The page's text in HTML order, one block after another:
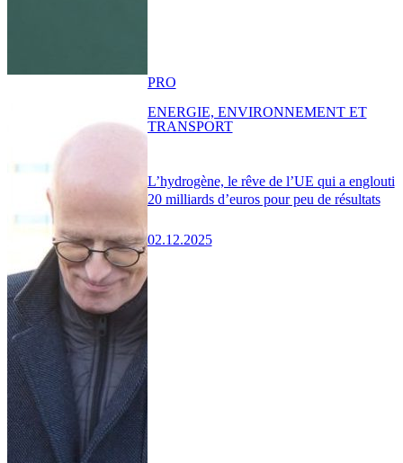
L’hydrogène, le rêve de l’UE qui a englouti
20 milliards d’euros pour peu de résultats
02.12.2025
PRO
ENERGIE, ENVIRONNEMENT ET
TRANSPORT